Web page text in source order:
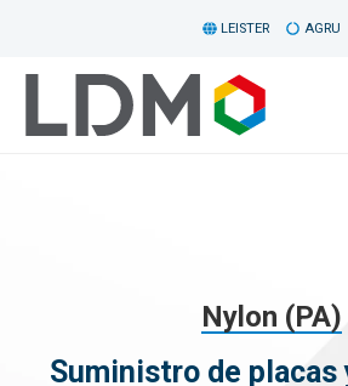
LEISTER AGRU
Nylon (PA)
Suministro de placas